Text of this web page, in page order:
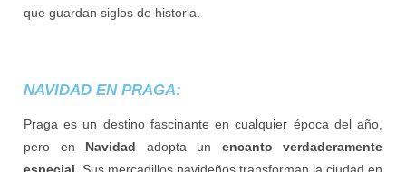
que guardan siglos de historia.
NAVIDAD EN PRAGA:
Praga es un destino fascinante en cualquier época del año,
pero en Navidad adopta un encanto verdaderamente